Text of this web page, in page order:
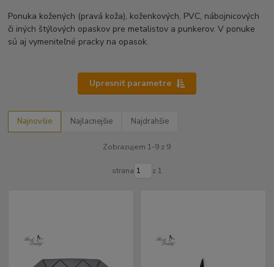
Ponuka kožených (pravá koža), koženkových, PVC, nábojnicových
či iných štýlových opaskov pre metalistov a punkerov. V ponuke
sú aj vymeniteľné pracky na opasok.
Upresniť parametre
Najnovšie Najlacnejšie Najdrahšie
Zobrazujem 1-9 z 9
strana z 1